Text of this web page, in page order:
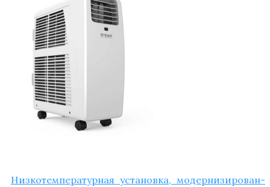
Низ­ко­тем­пе­ра­тур­ная уста­нов­ка, модер­ни­зи­ро­ван­